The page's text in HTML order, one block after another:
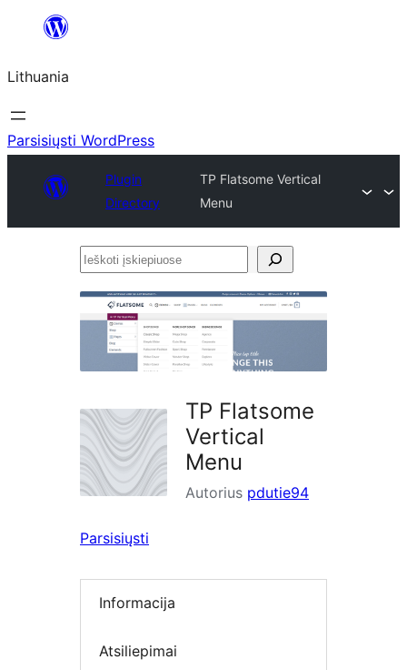
turinio
Lithuania
Parsisiųsti WordPress
Plugin
Directory
TP Flatsome Vertical
Menu
Ieškoti
TP Flatsome
Vertical
Menu
Autorius pdutie94
Parsisiųsti
Informacija
Atsiliepimai